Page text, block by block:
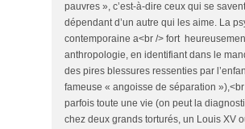
pauvres », c’est-à-dire ceux qui se
dépendant d’un autre qui les aime. La
contemporaine a<br /> fort
anthropologie, en identifiant dans le
des pires blessures ressenties par
fameuse « angoisse de séparation »),<br
parfois toute une vie (on peut la
chez deux grands torturés, un Louis XV